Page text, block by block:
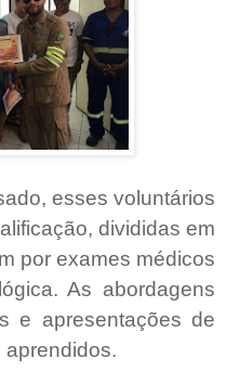
esses voluntários
divididas em
por exames médicos
As abordagens
e apresentações de